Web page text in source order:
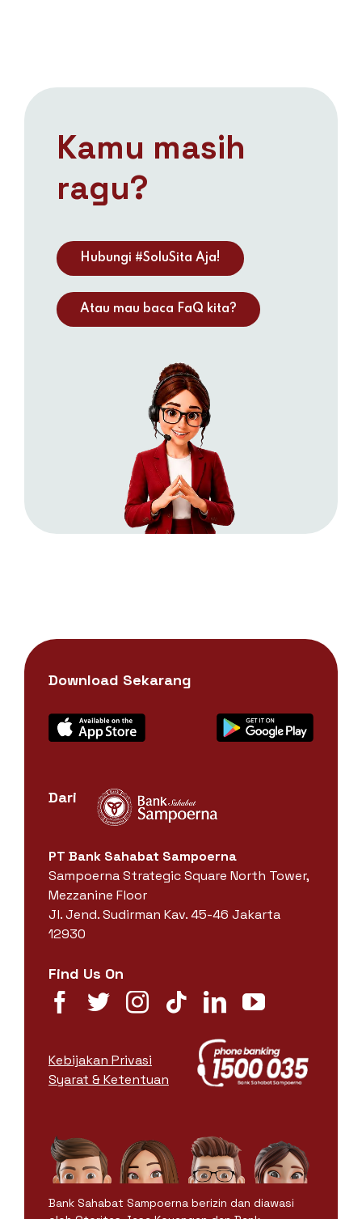
Kamu masih
ragu?
Hubungi #SoluSita Aja!
Atau mau baca FaQ kita?
Download Sekarang
Dari
PT Bank Sahabat Sampoerna
Sampoerna Strategic Square North Tower,
Mezzanine Floor
Jl. Jend. Sudirman Kav. 45-46 Jakarta
12930
Find Us On
Kebijakan Privasi
Syarat & Ketentuan
Bank Sahabat Sampoerna berizin dan diawasi